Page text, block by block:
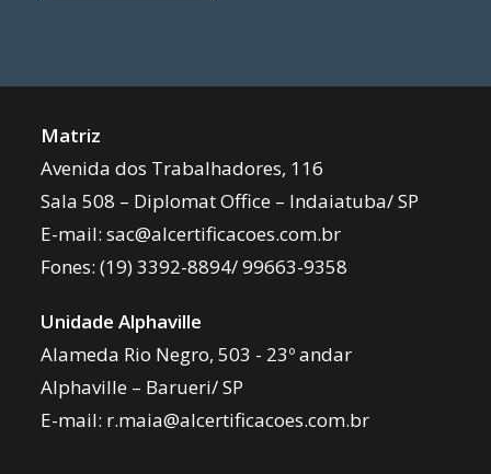
Matriz
Avenida dos Trabalhadores, 116
Sala 508 – Diplomat Office – Indaiatuba/ SP
E-mail:sac@alcertificacoes.com.br
Fones:(19) 3392-8894/99663-9358
Unidade Alphaville
Alameda Rio Negro, 503 - 23º andar
Alphaville – Barueri/ SP
E-mail: r.maia@alcertificacoes.com.br